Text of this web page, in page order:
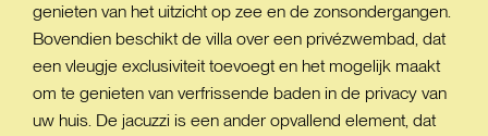
genieten van het uitzicht op zee en de zonsondergangen.
Bovendien beschikt de villa over een privézwembad, dat
een vleugje exclusiviteit toevoegt en het mogelijk maakt
om te genieten van verfrissende baden in de privacy van
uw huis. De jacuzzi is een ander opvallend element, dat